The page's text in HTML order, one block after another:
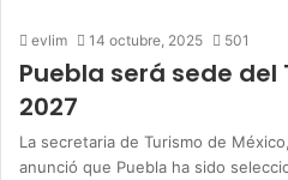
evlim 14 octubre, 2025 501
Puebla será sede
2027
La secretaria de Turismo de
anunció que Puebla ha sido